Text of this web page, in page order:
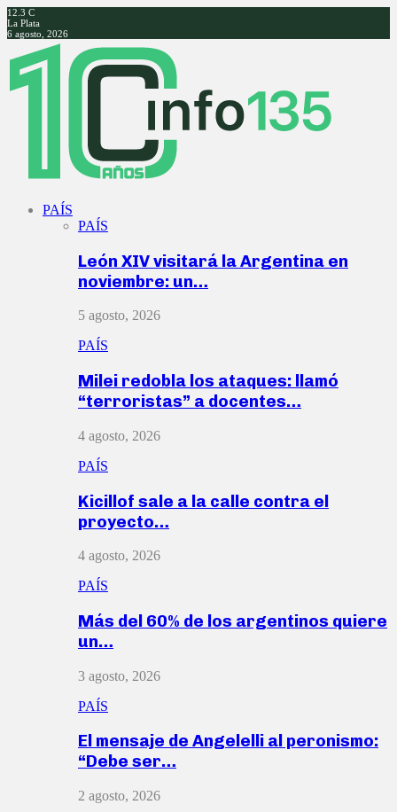
12.3 C
La Plata
6 agosto, 2026
Facebook
Twitter
Instagram
Youtube
PAÍS
PAÍS
León XIV visitará la Argentina en
noviembre: un…
5 agosto, 2026
PAÍS
Milei redobla los ataques: llamó
“terroristas” a docentes…
4 agosto, 2026
PAÍS
Kicillof sale a la calle contra el
proyecto…
4 agosto, 2026
PAÍS
Más del 60% de los argentinos quiere
un…
3 agosto, 2026
PAÍS
El mensaje de Angelelli al peronismo:
“Debe ser…
2 agosto, 2026